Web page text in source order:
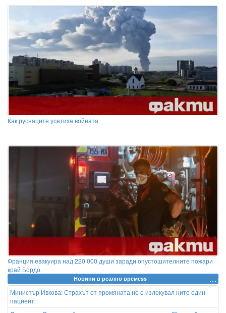
Как руснаците усетиха войната
Франция евакуира над 220 000 души заради опустошителните пожари
край Бордо
Новини в реално времеss
Министър Ивкова: Страхът от промяната не е излекувал нито един
пациент